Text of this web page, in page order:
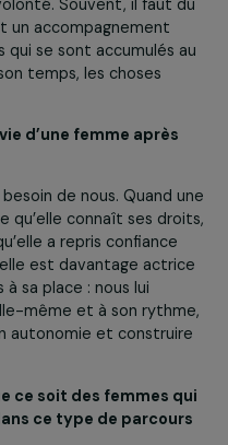
rencontrons ont vécu
: violences, exil, rue,
non pris en charge.
incroyable pour
que les difficultés
volonté. Souvent, il faut
et un accompagnement
qui se sont accumulés
son temps, les choses
vie d’une femme après
besoin de nous. Quand